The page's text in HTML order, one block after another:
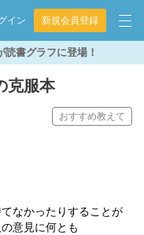
イン 新規会員登録
書グラフに登場！
克服本
おすすめ教えて
なかったりすることが
意見に何とも